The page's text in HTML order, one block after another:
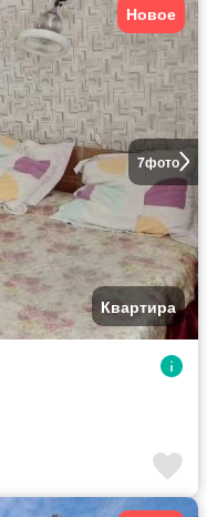
7фото
Новое
Квартира